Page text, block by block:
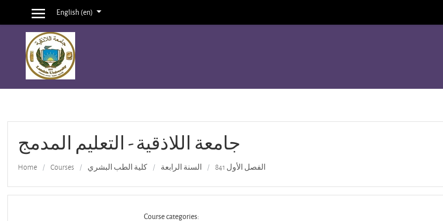
Skip to main content
Side panelEnglish ‎(en)‎
جامعة اللاذقية - التعليم المدمج
Home Courses كلية الطب البشري السنة الرابعة الفصل الأول 841
Course categories: